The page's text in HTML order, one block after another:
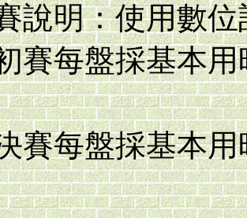
說明：使用數位
賽每盤採基本
賽每盤採基本